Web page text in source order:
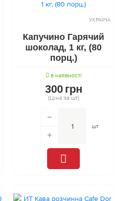
УКРАЇНА
Капучино Гарячий
шоколад, 1 кг, (80
порц.)
в наявності
300 грн
(Ціна за шт)
шт